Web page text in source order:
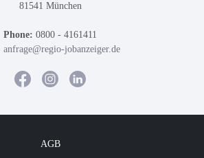
81541 München
Phone: 0800 - 4161411
anfrage@regio-jobanzeiger.de
AGB